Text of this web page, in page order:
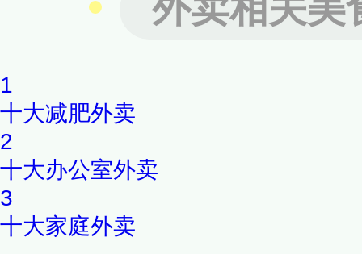
1
十大减肥外卖
2
十大办公室外卖
3
十大家庭外卖